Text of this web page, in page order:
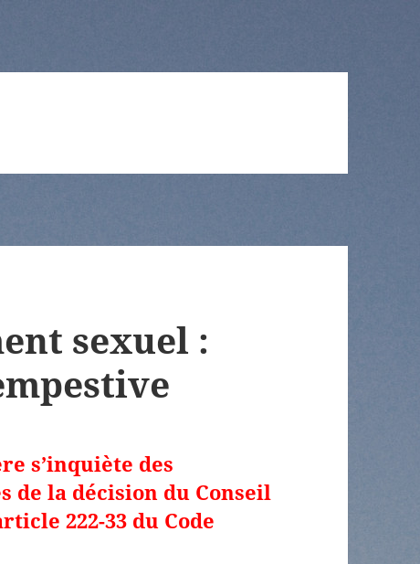
sexuel :
s’inquiète des
de la décision du Conseil
222-33 du Code